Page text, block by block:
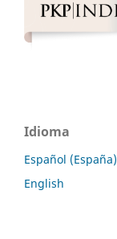
Idioma
Español (España)
English